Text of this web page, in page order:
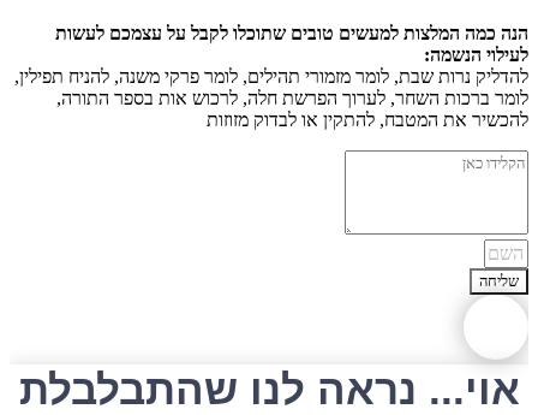
הנה כמה המלצות למעשים טובים שתוכלו לקבל על עצמכם לעשות
לעילוי הנשמה:
להדליק נרות שבת, לומר מזמורי תהילים, לומר פרקי משנה, להניח תפילין,
לומר ברכות השחר, לערוך הפרשת חלה, לרכוש אות בספר התורה,
להכשיר את המטבח, להתקין או לבדוק מזוזות
שליחה
אוי... נראה לנו שהתבלבלת